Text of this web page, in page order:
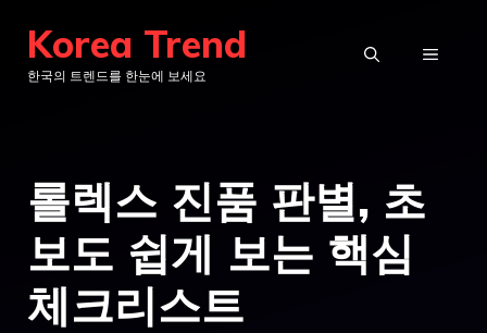
Korea Trend
한국의 트렌드를 한눈에 보세요
메
롤렉스 진품 판별, 초
보도 쉽게 보는 핵심
체크리스트